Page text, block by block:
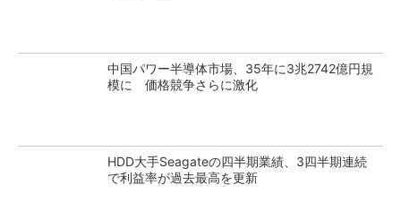
中国パワー半導体市場、35年に3兆2742億円規
模に 価格競争さらに激化
HDD大手Seagateの四半期業績、3四半期連続
で利益率が過去最高を更新